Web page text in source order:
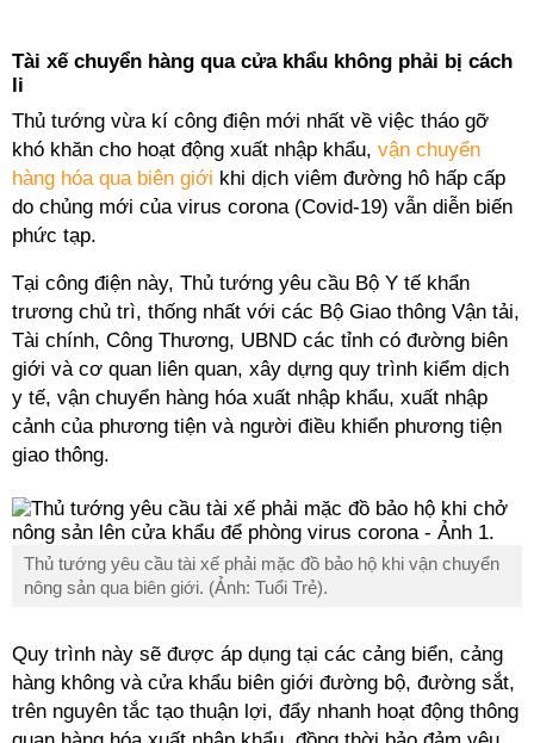
Tài xế chuyển hàng qua cửa khẩu không phải bị cách
li
Thủ tướng vừa kí công điện mới nhất về việc tháo gỡ
khó khăn cho hoạt động xuất nhập khẩu, vận chuyển
hàng hóa qua biên giới khi dịch viêm đường hô hấp cấp
do chủng mới của virus corona (Covid-19) vẫn diễn biến
phức tạp.
Tại công điện này, Thủ tướng yêu cầu Bộ Y tế khẩn
trương chủ trì, thống nhất với các Bộ Giao thông Vận tải,
Tài chính, Công Thương, UBND các tỉnh có đường biên
giới và cơ quan liên quan, xây dựng quy trình kiểm dịch
y tế, vận chuyển hàng hóa xuất nhập khẩu, xuất nhập
cảnh của phương tiện và người điều khiển phương tiện
giao thông.
Thủ tướng yêu cầu tài xế phải mặc đồ bảo hộ khi vận chuyển
nông sản qua biên giới. (Ảnh: Tuổi Trẻ).
Quy trình này sẽ được áp dụng tại các cảng biển, cảng
hàng không và cửa khẩu biên giới đường bộ, đường sắt,
trên nguyên tắc tạo thuận lợi, đẩy nhanh hoạt động thông